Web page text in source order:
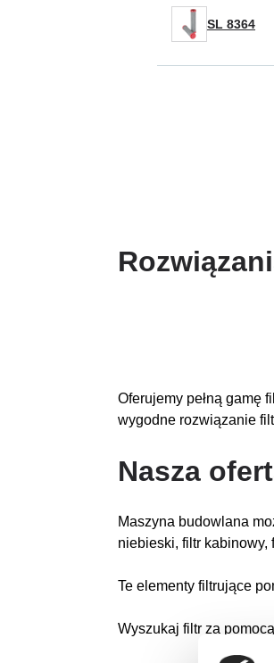
SL 8364
Oferujemy pełną gamę
wygodne rozwiązanie
Nasza
Maszyna budowlana
niebieski, filtr kabinowy,
Te elementy filtrujące
Wyszukaj filtr za